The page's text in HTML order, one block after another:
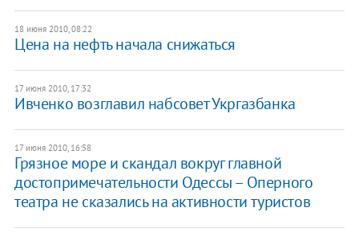
18 июня 2010, 08:22
Цена на нефть начала снижаться
17 июня 2010, 17:32
Ивченко возглавил набсовет Укргазбанка
17 июня 2010, 16:58
Грязное море и скандал вокруг главной
достопримечательности Одессы – Оперного
театра не сказались на активности туристов